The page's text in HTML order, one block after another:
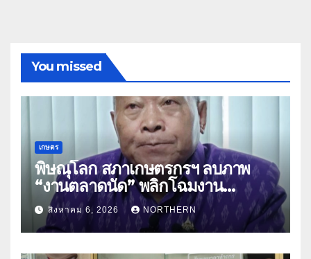
You missed
เกษตร
พิษณุโลก สภาเกษตรกรฯ ลบภาพ
“งานตลาดนัด” พลิกโฉมงาน
“เกษตรรุ่งเรืองเมืองสองแคว 69” มุ่ง
ประโยชน์เกษตรกร ดึงนวัตกรรม-จับ
คู่ธุรกิจดันสินค้าเกษตรสู่สากล (คลิป)
สิงหาคม 6, 2026 NORTHERN